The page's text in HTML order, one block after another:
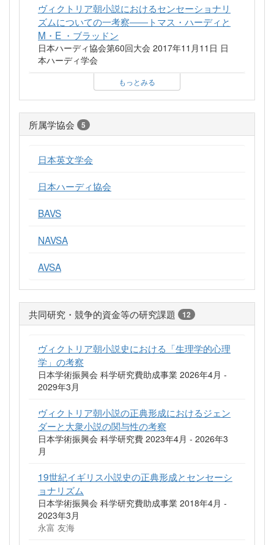
ヴィクトリア朝小説におけるセンセーショナリ
ズムについての一考察――トマス・ハーディと
M・E ・ブラッドン
日本ハーディ協会第60回大会 2017年11月11日 日
本ハーディ学会
もっとみる
所属学協会 5
日本英文学会
日本ハーディ協会
BAVS
NAVSA
AVSA
共同研究・競争的資金等の研究課題 12
ヴィクトリア朝小説史における「生理学的心理
学」の考察
日本学術振興会 科学研究費助成事業 2026年4月 -
2029年3月
ヴィクトリア朝小説の正典形成におけるジェン
ダーと大衆小説の関与性の考察
日本学術振興会 科学研究費 2023年4月 - 2026年3
月
19世紀イギリス小説史の正典形成とセンセーシ
ョナリズム
日本学術振興会 科学研究費助成事業 2018年4月 -
2023年3月
永富 友海